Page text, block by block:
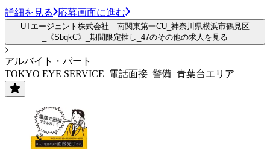
詳細を見る 応募画面に進む
UTエージェント株式会社 南関東第一CU_神奈川県横浜市鶴見区
_《SbqkC》_期間限定推し_47のその他の求人を見る
アルバイト・パート
TOKYO EYE SERVICE_電話面接_警備_青葉台エリア